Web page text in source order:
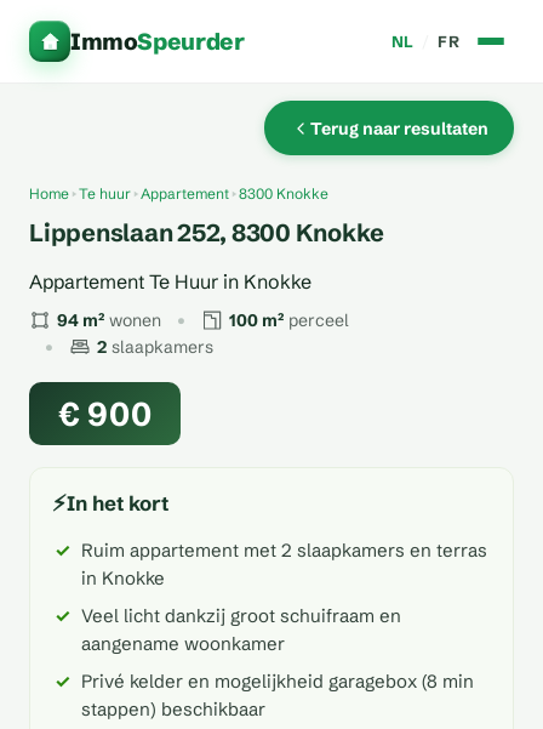
ImmoSpeurder NL FR
Terug naar resultaten
Home Te huur Appartement 8300 Knokke
Lippenslaan 252, 8300 Knokke
Appartement Te Huur in Knokke
94 m² wonen 100 m² perceel
2 slaapkamers
€ 900
⚡In het kort
Ruim appartement met 2 slaapkamers en terras
in Knokke
Veel licht dankzij groot schuifraam en
aangename woonkamer
Privé kelder en mogelijkheid garagebox (8 min
stappen) beschikbaar